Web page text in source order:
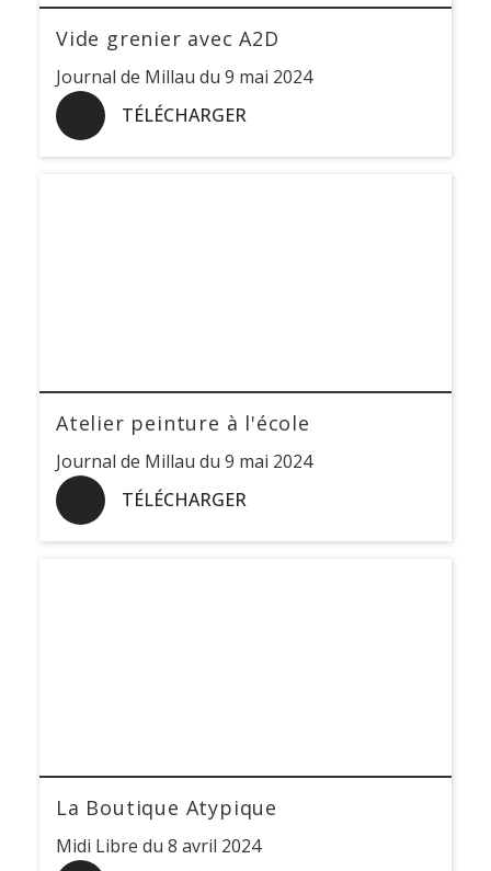
Vide grenier avec A2D
Journal de Millau du 9 mai 2024
TÉLÉCHARGER
Atelier peinture à l'école
Journal de Millau du 9 mai 2024
TÉLÉCHARGER
La Boutique Atypique
Midi Libre du 8 avril 2024